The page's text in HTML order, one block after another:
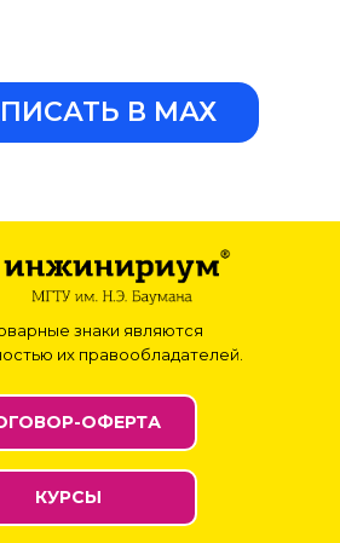
В МАХ
знаки являются
их правообладателей.
КУРСЫ
ОФЕРТА